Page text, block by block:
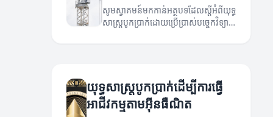
សូមស្វាគមន៍មកកាន់អត្ថបទដែលស្តីអំពីយុទ្ធ
សាស្ត្របូកប្រាក់ដោយប្រើប្រាស់បច្ចេកវិទ្យា
យុទ្ធសាស្ត្របូកប្រាក់ដើម្បីការធ្វើ
អាជីវកម្មតាមអ៊ីនធឺណិត